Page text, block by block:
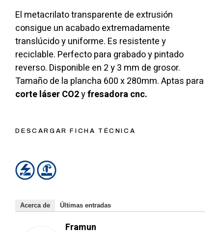
El metacrilato transparente de extrusión
consigue un acabado extremadamente
translúcido y uniforme. Es resistente y
reciclable. Perfecto para grabado y pintado
reverso. Disponible en 2 y 3 mm de grosor.
Tamaño de la plancha 600 x 280mm. Aptas para
corte láser CO2yfresadora cnc.
DESCARGAR FICHA TÉCNICA
Acerca de Últimas entradas
Framun